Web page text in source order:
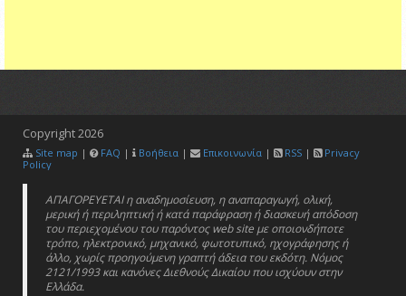
Copyright2026
Site map | FAQ | Βοήθεια | Επικοινωνία | RSS |
Privacy
Policy
ΑΠΑΓΟΡΕΥΕΤΑΙ η αναδημοσίευση, η αναπαραγωγή, ολική,
μερική ή περιληπτική ή κατά παράφραση ή διασκευή απόδοση
του περιεχομένου του παρόντος web site με οποιονδήποτε
τρόπο, ηλεκτρονικό, μηχανικό, φωτοτυπικό, ηχογράφησης ή
άλλο, χωρίς προηγούμενη γραπτή άδεια του εκδότη. Νόμος
2121/1993 και κανόνες Διεθνούς Δικαίου που ισχύουν στην
Ελλάδα.